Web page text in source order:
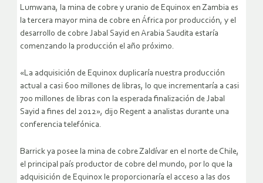
Lumwana, la mina de cobre y uranio de Equinox en Zambia es
la tercera mayor mina de cobre en África por producción, y el
desarrollo de cobre Jabal Sayid en Arabia Saudita estaría
comenzando la producción el año próximo.
«La adquisición de Equinox duplicaría nuestra producción
actual a casi 600 millones de libras, lo que incrementaría a casi
700 millones de libras con la esperada finalización de Jabal
Sayid a fines del 2012», dijo Regent a analistas durante una
conferencia telefónica.
Barrick ya posee la mina de cobre Zaldívar en el norte de Chile,
el principal país productor de cobre del mundo, por lo que la
adquisición de Equinox le proporcionaría el acceso a las dos